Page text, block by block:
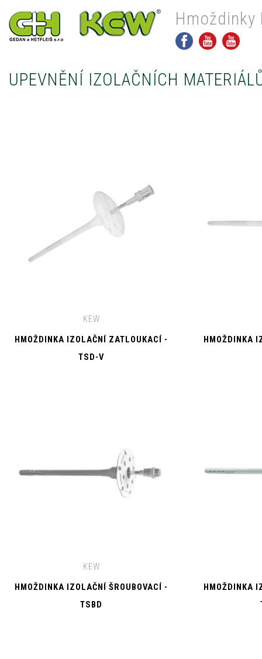
Hmoždinky
UPEVNĚNÍ IZOLAČNÍCH
KEW
HMOŽDINKA IZOLAČNÍ ZATLOUKACÍ -
TSD-V
HMOŽDINKA
KEW
HMOŽDINKA IZOLAČNÍ ŠROUBOVACÍ -
TSBD
HMOŽDINKA